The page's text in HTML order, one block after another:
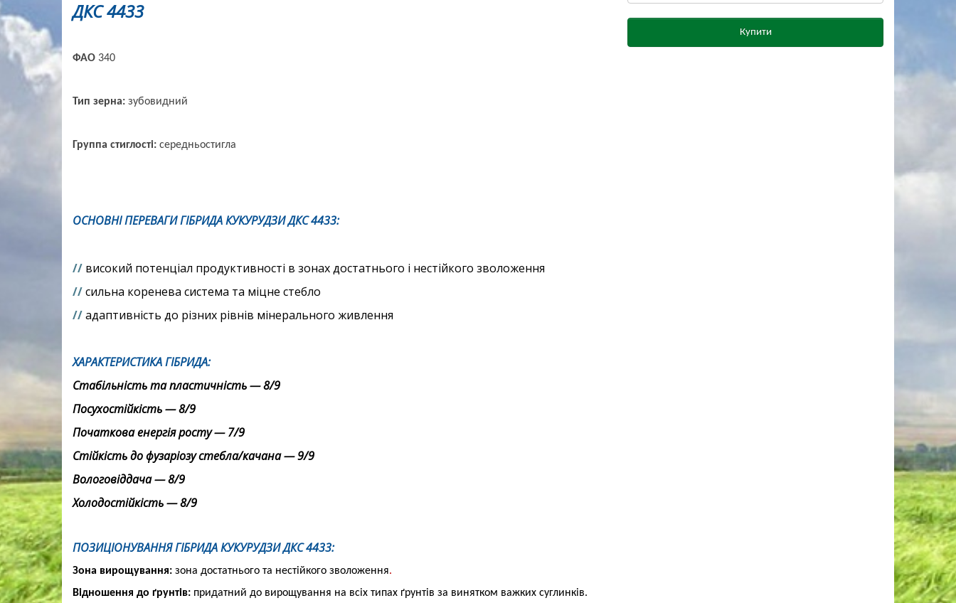
ДКС 4433
ФАО 340
Тип зерна: зубовидний
Группа стиглості: середньостигла
ОСНОВНІ ПЕРЕВАГИ ГІБРИДА КУКУРУДЗИДКС 4433:
// високий потенціал продуктивності в зонах достатнього і нестійкого зволоження
//сильна коренева система та міцне стебло
//адаптивність до різних рівнів мінерального живлення
ХАРАКТЕРИСТИКА ГІБРИДА:
Стабільність та пластичність — 8/9
Посухостійкість — 8/9
Початкова енергія росту — 7/9
Стійкість до фузаріозу стебла/качана — 9/9
Вологовіддача — 8/9
Холодостійкість — 8/9
ПОЗИЦІОНУВАННЯ ГІБРИДА КУКУРУДЗИ ДКС 4433:
Зона вирощування: зона достатнього та нестійкого зволоження.
Відношення до ґрунтів: придатний до вирощування на всіх типах ґрунтів за винятком важких суглинків.
Купити